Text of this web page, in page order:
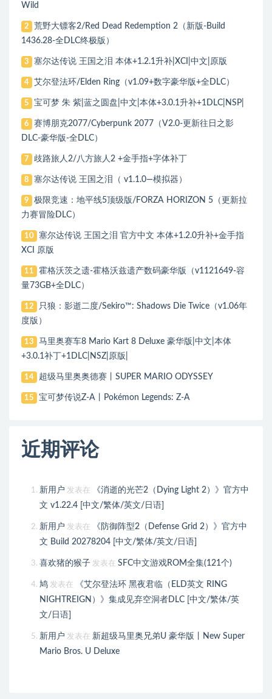
Wild
2
荒野大镖客2/Red Dead Redemption 2（新版-Build
1436.28-全DLC终极版）
3 塞尔达传说 王国之泪 本体+1.2.1升补|XCI|中文|原版
4 艾尔登法环/Elden Ring（v1.09+数字豪华版+全DLC）
5 宝可梦 朱 紫|蓝之圆盘|中文|本体+3.0.1升补+1DLC|NSP|
6
赛博朋克2077/Cyberpunk 2077（V2.0-更新往日之影
DLC-豪华版-全DLC）
7 歧路旅人2/八方旅人2 +金手指+字体补丁
8 塞尔达传说 王国之泪（ v1.1.0—模拟器）
9
极限竞速：地平线5顶级版/FORZA HORIZON 5（更新拉
力赛冒险DLC）
10
塞尔达传说 王国之泪 官方中文 本体+1.2.0升补+金手指
XCI 原版
11
霍格沃茨之遗-霍格沃兹遗产数码豪华版（v1121649-容
量73GB+全DLC）
12
只狼：影逝二度/Sekiro™: Shadows Die Twice（v1.06年
度版）
13
马里奥赛车8 Mario Kart 8 Deluxe 豪华版|中文|本体
+3.0.1补丁+1DLC|NSZ|原版|
14 超级马里奥奥德赛丨SUPER MARIO ODYSSEY
15 宝可梦传说Z-A丨Pokémon Legends: Z-A
近期评论
新用户 发表在
《消逝的光芒2（Dying Light 2）》官方中
文 v1.22.4 [中文/繁体/英文/日语]
新用户 发表在
《防御阵型2（Defense Grid 2）》官方中
文 Build 20278204 [中文/繁体/英文/日语]
喜欢猪的猴子 发表在 SFC中文游戏ROM全集(121个)
鸠 发表在
《艾尔登法环 黑夜君临（ELD英文 RING
NIGHTREIGN）》集成见弃空洞者DLC [中文/繁体/英
文/日语]
新用户 发表在 新超级马里奥兄弟U 豪华版丨New Super
Mario Bros. U Deluxe